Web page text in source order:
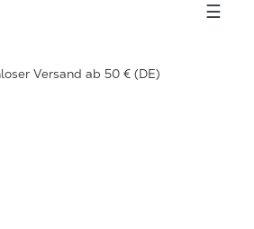
☰
Versand ab 50 € (DE)